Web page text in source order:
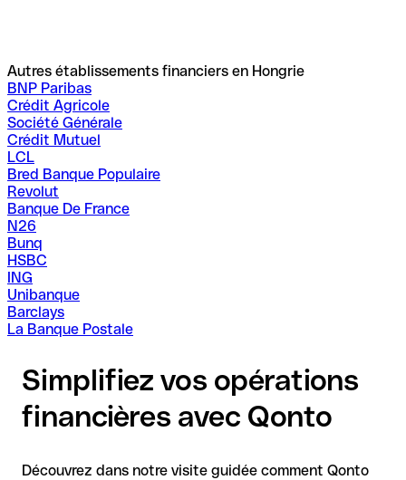
Autres établissements financiers en Hongrie
BNP Paribas
Crédit Agricole
Société Générale
Crédit Mutuel
LCL
Bred Banque Populaire
Revolut
Banque De France
N26
Bunq
HSBC
ING
Unibanque
Barclays
La Banque Postale
Simplifiez vos opérations
financières avec Qonto
Découvrez dans notre visite guidée comment Qonto